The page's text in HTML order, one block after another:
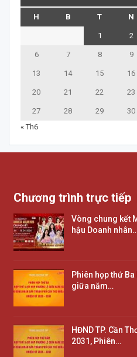
H B T N
1 2
6 7 8 9
13 14 15 16
20 21 22 23
27 28 29 30
« Th6
Chương trình trực tiếp
Vòng chung kết
hậu Doanh nhân…
Phiên họp thứ
giữa năm…
HĐND TP. Cần
2031, Phiên…